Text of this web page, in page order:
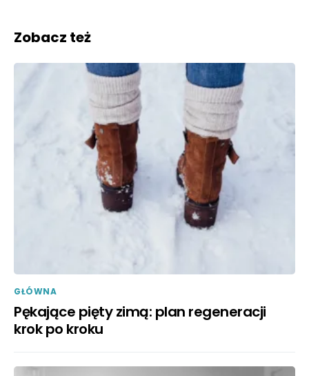
Zobacz też
GŁÓWNA
Pękające pięty zimą: plan regeneracji
krok po kroku